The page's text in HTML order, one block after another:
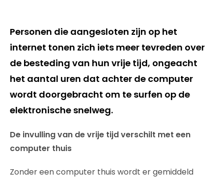
Personen die aangesloten zijn op het
internet tonen zich iets meer tevreden over
de besteding van hun vrije tijd, ongeacht
het aantal uren dat achter de computer
wordt doorgebracht om te surfen op de
elektronische snelweg.
De invulling van de vrije tijd verschilt met een
computer thuis
Zonder een computer thuis wordt er gemiddeld